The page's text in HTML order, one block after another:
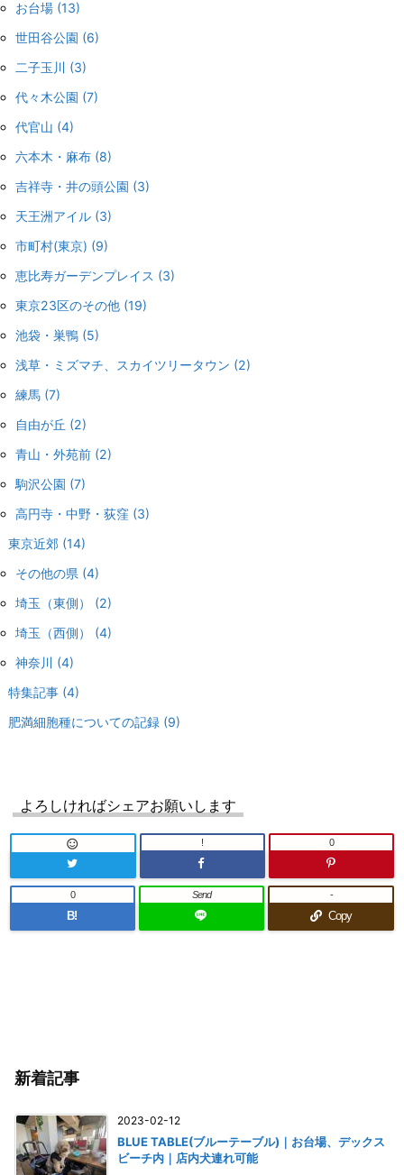
お台場 (13)
世田谷公園 (6)
二子玉川 (3)
代々木公園 (7)
代官山 (4)
六本木・麻布 (8)
吉祥寺・井の頭公園 (3)
天王洲アイル (3)
市町村(東京) (9)
恵比寿ガーデンプレイス (3)
東京23区のその他 (19)
池袋・巣鴨 (5)
浅草・ミズマチ、スカイツリータウン (2)
練馬 (7)
自由が丘 (2)
青山・外苑前 (2)
駒沢公園 (7)
高円寺・中野・荻窪 (3)
東京近郊 (14)
その他の県 (4)
埼玉（東側） (2)
埼玉（西側） (4)
神奈川 (4)
特集記事 (4)
肥満細胞種についての記録 (9)
よろしければシェアお願いします
 ! 0
B!
0 Send
Copy
-
新着記事
2023-02-12
BLUE TABLE(ブルーテーブル)｜お台場、デックス
ビーチ内｜店内犬連れ可能